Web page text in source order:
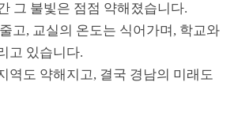
그 불빛은 점점 약해졌습니다.
고, 교실의 온도는 식어가며 , 학교와
고 있습니다.
역도 약해지고, 결국 경남의 미래도